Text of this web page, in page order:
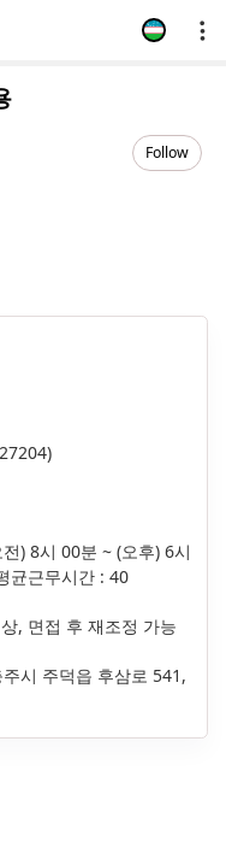
Follow
) 8시 00분 ~ (오후) 6시
균근무시간 : 40
, 면접 후 재조정 가능
시 주덕읍 후삼로 541,